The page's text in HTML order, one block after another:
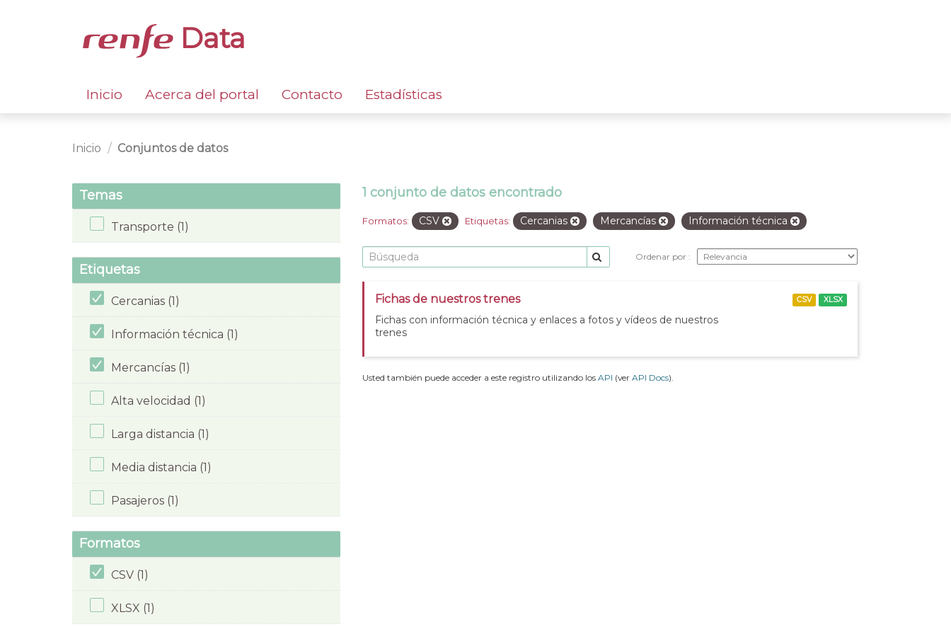
Data
Inicio Acerca del portal Contacto Estadísticas
Inicio Conjuntos de datos
Temas
Transporte (1)
Etiquetas
Cercanias (1)
Información técnica (1)
Mercancías (1)
Alta velocidad (1)
Larga distancia (1)
Media distancia (1)
Pasajeros (1)
Formatos
CSV (1)
XLSX (1)
1 conjunto de datos encontrado
Formatos: CSV Etiquetas: Cercanias Mercancías Información técnica
Ordenar por
Fichas de nuestros trenes
Fichas con información técnica y enlaces a fotos y vídeos de nuestros
trenes
CSV XLSX
Usted también puede acceder a este registro utilizando los API (ver API Docs).